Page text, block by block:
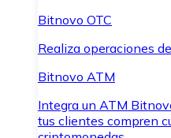
Bitnovo OTC
Realiza operaciones
Bitnovo ATM
Integra un ATM
tus clientes compren